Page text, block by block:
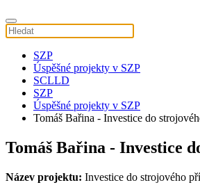
SZP
Úspěšné projekty v SZP
SCLLD
SZP
Úspěšné projekty v SZP
Tomáš Bařina - Investice do
Tomáš Bařina - Investice
Název projektu: Investice do strojového